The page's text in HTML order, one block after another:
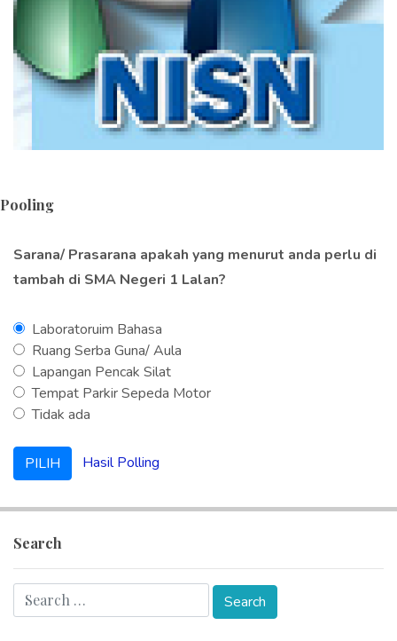
Pooling
Sarana/ Prasarana apakah yang menurut anda perlu di
tambah di SMA Negeri 1 Lalan?
Laboratoruim Bahasa
Ruang Serba Guna/ Aula
Lapangan Pencak Silat
Tempat Parkir Sepeda Motor
Tidak ada
Hasil Polling
Search